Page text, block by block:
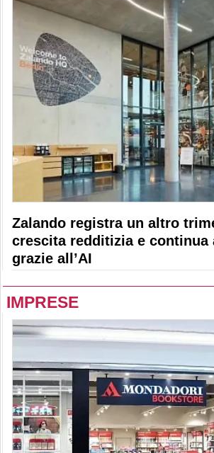
Zalando registra un altro
crescita redditizia e continua
grazie all’AI
IMPRESE